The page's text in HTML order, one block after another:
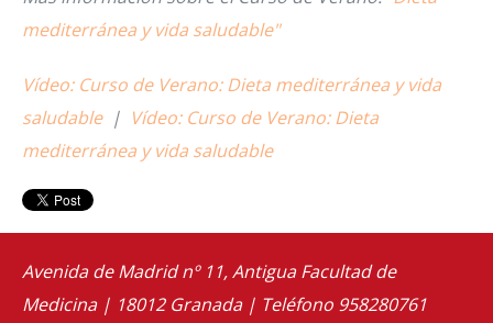
mediterránea y vida saludable"
Vídeo: Curso de Verano: Dieta mediterránea y vida
saludable| Vídeo: Curso de Verano: Dieta
mediterránea y vida saludable
Avenida de Madrid nº 11, Antigua Facultad de
Medicina | 18012 Granada | Teléfono 958280761